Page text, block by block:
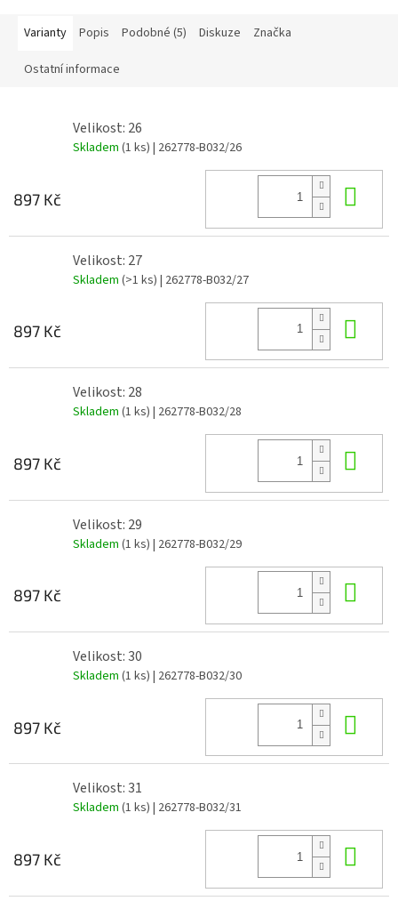
Varianty Popis Podobné (5) Diskuze Značka
Ostatní informace
Velikost: 26
Skladem (1 ks) | 262778-B032/26
897 Kč
Velikost: 27
Skladem (>1 ks) | 262778-B032/27
897 Kč
Velikost: 28
Skladem (1 ks) | 262778-B032/28
897 Kč
Velikost: 29
Skladem (1 ks) | 262778-B032/29
897 Kč
Velikost: 30
Skladem (1 ks) | 262778-B032/30
897 Kč
Velikost: 31
Skladem (1 ks) | 262778-B032/31
897 Kč